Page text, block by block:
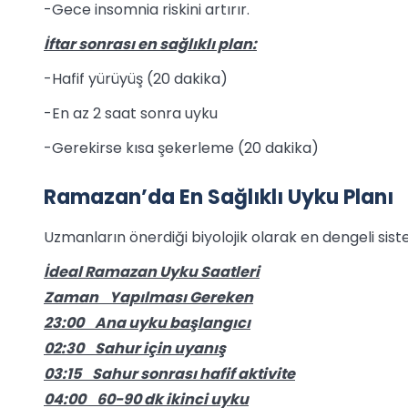
-Gece insomnia riskini artırır.
İftar sonrası en sağlıklı plan:
-Hafif yürüyüş (20 dakika)
-En az 2 saat sonra uyku
-Gerekirse kısa şekerleme (20 dakika)
Ramazan’da En Sağlıklı Uyku Planı
Uzmanların önerdiği biyolojik olarak en dengeli
İdeal Ramazan Uyku Saatleri
Zaman Yapılması Gereken
23:00 Ana uyku başlangıcı
02:30 Sahur için uyanış
03:15 Sahur sonrası hafif aktivite
04:00 60-90 dk ikinci uyku